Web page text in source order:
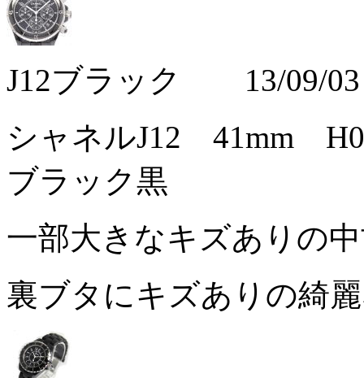
J12ブラック 13/09/03
シャネルJ12 41mm
ブラック黒
一部大きなキズありの
裏ブタにキズありの綺